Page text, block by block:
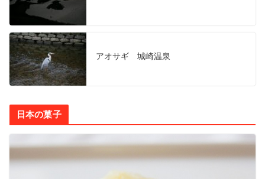
アオサギ 城崎温泉
日本の菓子